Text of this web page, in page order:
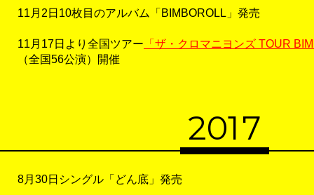
11月2日10枚目のアルバム「BIMBOROLL」発売
11月17日より全国ツアー 「ザ・クロマニヨンズ TOUR
（全国56公演）開催
2017
8月30日シングル「どん底」発売